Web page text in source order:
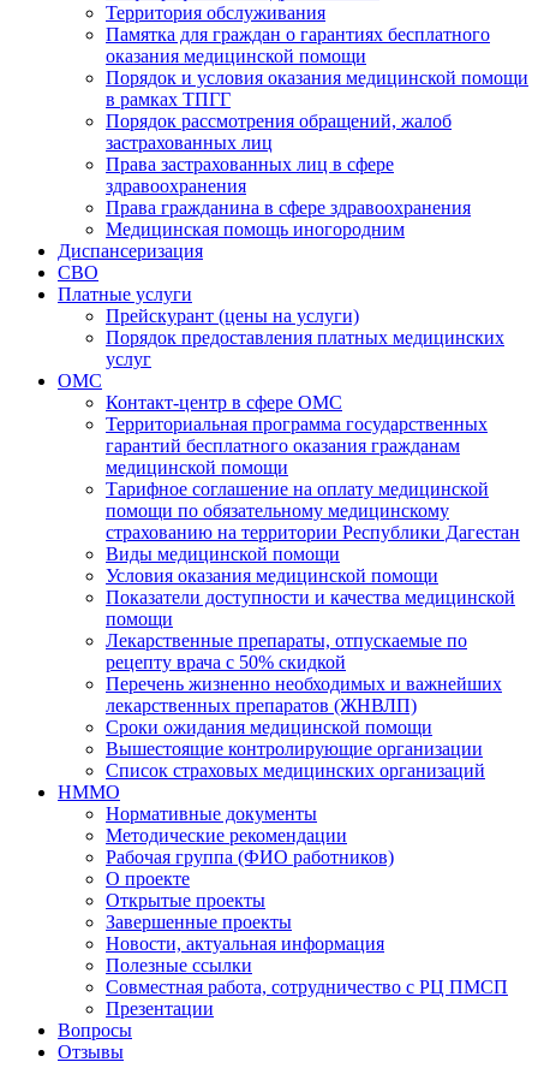
Территория обслуживания
Памятка для граждан о гарантиях бесплатного
оказания медицинской помощи
Порядок и условия оказания медицинской помощи
в рамках ТПГГ
Порядок рассмотрения обращений, жалоб
застрахованных лиц
Права застрахованных лиц в сфере
здравоохранения
Права гражданина в сфере здравоохранения
Медицинская помощь иногородним
Диспансеризация
СВО
Платные услуги
Прейскурант (цены на услуги)
Порядок предоставления платных медицинских
услуг
ОМС
Контакт-центр в сфере ОМС
Территориальная программа государственных
гарантий бесплатного оказания гражданам
медицинской помощи
Тарифное соглашение на оплату медицинской
помощи по обязательному медицинскому
страхованию на территории Республики Дагестан
Виды медицинской помощи
Условия оказания медицинской помощи
Показатели доступности и качества медицинской
помощи
Лекарственные препараты, отпускаемые по
рецепту врача с 50% скидкой
Перечень жизненно необходимых и важнейших
лекарственных препаратов (ЖНВЛП)
Сроки ожидания медицинской помощи
Вышестоящие контролирующие организации
Список страховых медицинских организаций
НММО
Нормативные документы
Методические рекомендации
Рабочая группа (ФИО работников)
О проекте
Открытые проекты
Завершенные проекты
Новости, актуальная информация
Полезные ссылки
Совместная работа, сотрудничество с РЦ ПМСП
Презентации
Вопросы
Отзывы